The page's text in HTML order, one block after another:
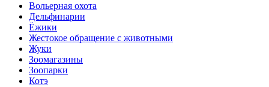
Вольерная охота
Дельфинарии
Ёжики
Жестокое обращение с животными
Жуки
Зоомагазины
Зоопарки
Котэ